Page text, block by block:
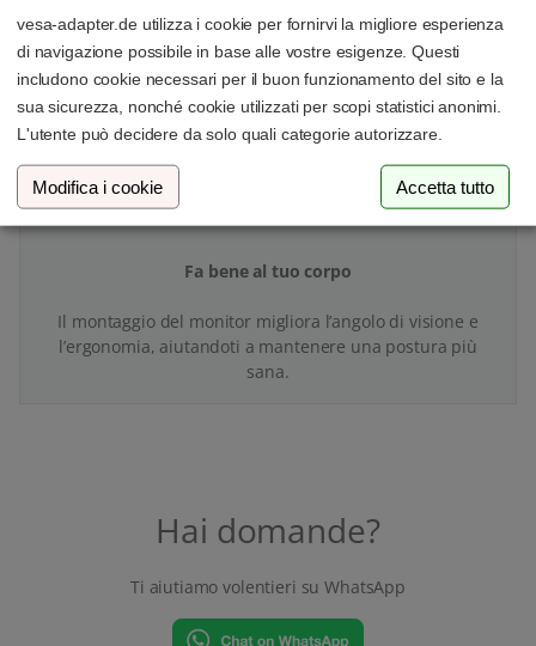
Con il tuo adattatore VESA e il supporto monitor crei
finalmente più spazio e ordine sulla tua scrivania.
Fa bene al tuo corpo
Il montaggio del monitor migliora l’angolo di visione e
l’ergonomia, aiutandoti a mantenere una postura più
sana.
Hai domande?
Ti aiutiamo volentieri su WhatsApp
vesa-adapter.de utilizza i cookie per fornirvi la migliore esperienza
di navigazione possibile in base alle vostre esigenze. Questi
includono cookie necessari per il buon funzionamento del sito e la
sua sicurezza, nonché cookie utilizzati per scopi statistici anonimi.
L'utente può decidere da solo quali categorie autorizzare.
Modifica i cookie Accetta tutto